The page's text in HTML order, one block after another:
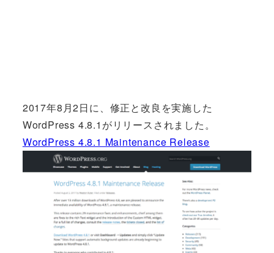
2017年8月2日に、修正と改良を実施した
WordPress 4.8.1がリリースされました。
WordPress 4.8.1 Maintenance Release